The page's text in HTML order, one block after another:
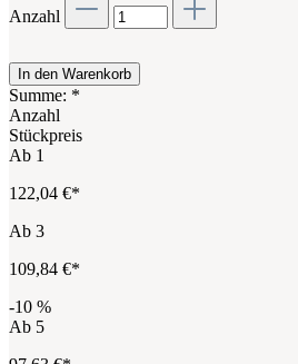
Anzahl
In den Warenkorb
Summe: *
Anzahl
Stückpreis
Ab 1
122,04 €*
Ab 3
109,84 €*
-10 %
Ab 5